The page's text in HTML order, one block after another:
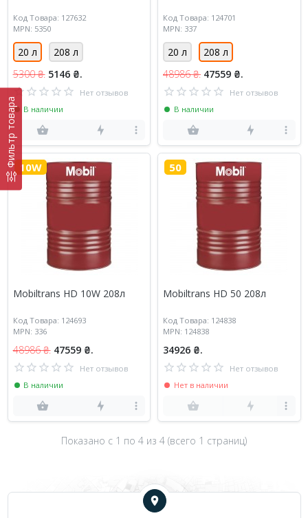
Фильтр товара
Код Товара: 127632
MPN: 5350
20 л
208 л
5300 ₴. 5146 ₴.
Нет отзывов
В наличии
Код Товара: 124701
MPN: 337
20 л
208 л
48986 ₴. 47559 ₴.
Нет отзывов
В наличии
10W
Mobiltrans HD 10W 208л
Код Товара: 124693
MPN: 336
48986 ₴. 47559 ₴.
Нет отзывов
В наличии
50
Mobiltrans HD 50 208л
Код Товара: 124838
MPN: 124838
34926 ₴.
Нет отзывов
Нет в наличии
Показано с 1 по 4 из 4 (всего 1 страниц)